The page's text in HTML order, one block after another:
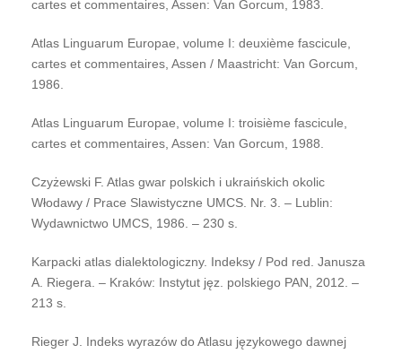
cartes et commentaires, Assen: Van Gorcum, 1983.
Atlas Linguarum Europae, volume I: deuxième fascicule,
cartes et commentaires, Assen / Maastricht: Van Gorcum,
1986.
Atlas Linguarum Europae, volume I: troisième fascicule,
cartes et commentaires, Assen: Van Gorcum, 1988.
Czyżewski F. Atlas gwar polskich i ukraińskich okolic
Włodawy / Prace Slawistyczne UMCS. Nr. 3. – Lublin:
Wydawnictwo UMCS, 1986. – 230 s.
Karpacki atlas dialektologiczny. Indeksy / Рod red. Janusza
A. Riegera. – Kraków: Instytut jęz. polskiego PAN, 2012. –
213 s.
Rieger J. Indeks wyrazów do Atlasu językowego dawnej